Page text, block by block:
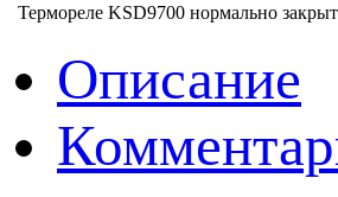
Термореле KSD9700 нормально
Описание